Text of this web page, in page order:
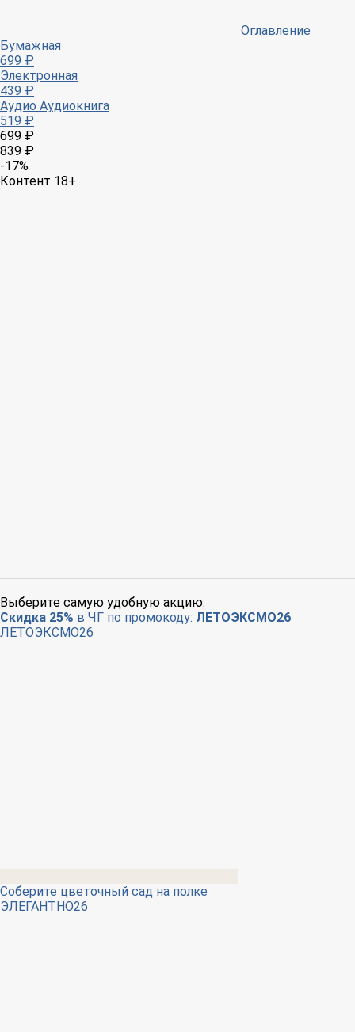
Оглавление
Бумажная
699 ₽
Электронная
439 ₽
Аудио Аудиокнига
519 ₽
699 ₽
839 ₽
-17%
Контент 18+
Выберите самую удобную акцию:
Скидка 25% в ЧГ по промокоду: ЛЕТОЭКСМО26
ЛЕТОЭКСМО26
Соберите цветочный сад на полке
ЭЛЕГАНТНО26